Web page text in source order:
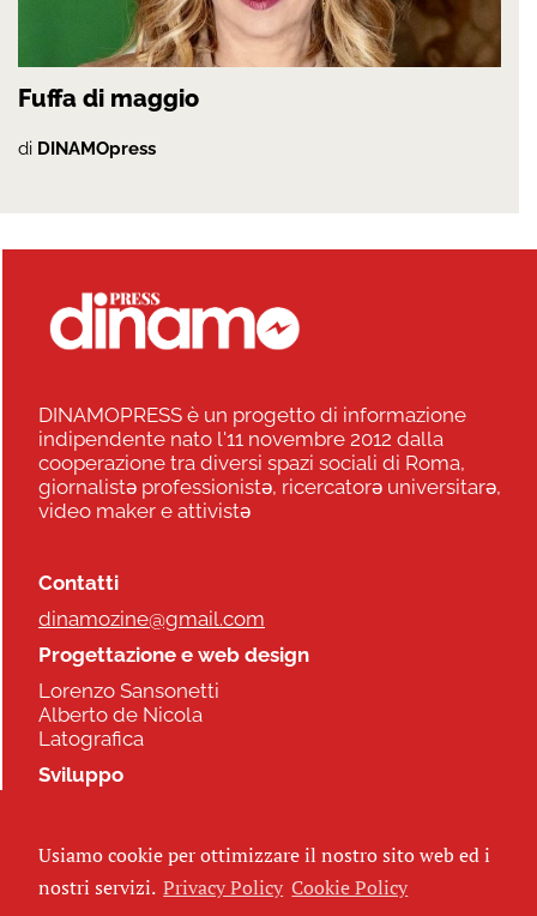
Fuffa di maggio
di DINAMOpress
DINAMOPRESS è un progetto di informazione
indipendente nato l'11 novembre 2012 dalla
cooperazione tra diversi spazi sociali di Roma,
giornalistə professionistə, ricercatorə universitarə,
video maker e attivistə
Contatti
dinamozine@gmail.com
Progettazione e web design
Lorenzo Sansonetti
Alberto de Nicola
Latografica
Sviluppo
Seguici
Usiamo cookie per ottimizzare il nostro sito web ed i
nostri servizi. Privacy Policy Cookie Policy